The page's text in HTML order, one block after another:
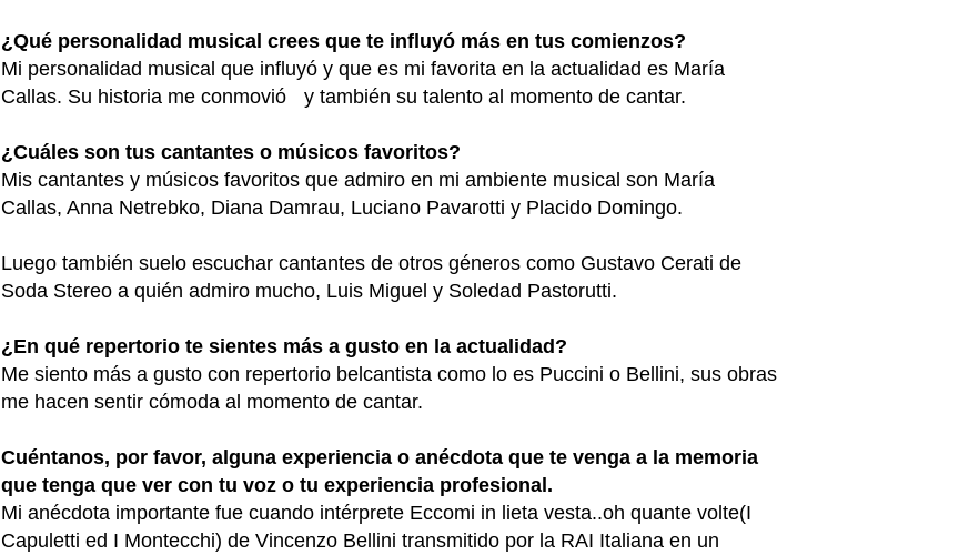
¿Qué personalidad musical crees que te influyó más en tus comienzos?
Mi personalidad musical que influyó y que es mi favorita en la actualidad es María
Callas. Su historia me conmovió y también su talento al momento de cantar.
¿Cuáles son tus cantantes o músicos favoritos?
Mis cantantes y músicos favoritos que admiro en mi ambiente musical son María
Callas, Anna Netrebko, Diana Damrau, Luciano Pavarotti y Placido Domingo.
Luego también suelo escuchar cantantes de otros géneros como Gustavo Cerati de
Soda Stereo a quién admiro mucho, Luis Miguel y Soledad Pastorutti.
¿En qué repertorio te sientes más a gusto en la actualidad?
Me siento más a gusto con repertorio belcantista como lo es Puccini o Bellini, sus obras
me hacen sentir cómoda al momento de cantar.
Cuéntanos, por favor, alguna experiencia o anécdota que te venga a la memoria
que tenga que ver con tu voz o tu experiencia profesional.
Mi anécdota importante fue cuando intérprete Eccomi in lieta vesta..oh quante volte(I
Capuletti ed I Montecchi) de Vincenzo Bellini transmitido por la RAI Italiana en un